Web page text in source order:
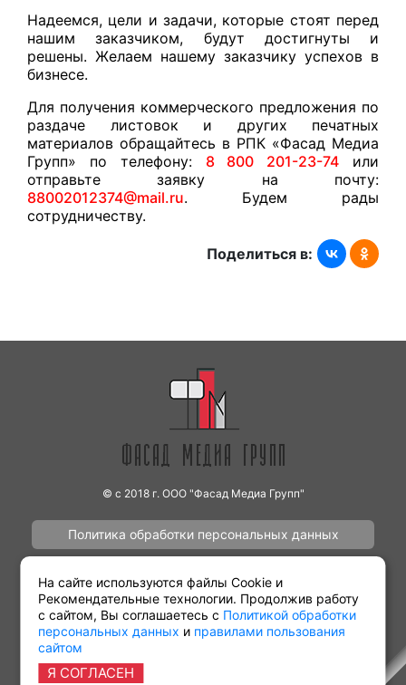
Надеемся, цели и задачи, которые стоят перед
нашим заказчиком, будут достигнуты и
решены. Желаем нашему заказчику успехов в
бизнесе.
Для получения коммерческого предложения по
раздаче листовок и других печатных
материалов обращайтесь в РПК «Фасад Медиа
Групп» по телефону: 8 800 201-23-74 или
отправьте заявку на почту:
88002012374@mail.ru. Будем рады
сотрудничеству.
Поделиться в:
© с 2018 г. ООО "Фасад Медиа Групп"
Политика обработки персональных данных
Партнёрам
На сайте используются файлы Cookie и
Рекомендательные технологии. Продолжив работу
с сайтом, Вы соглашаетесь с Политикой обработки
персональных данных и правилами пользования
сайтом
Я СОГЛАСЕН